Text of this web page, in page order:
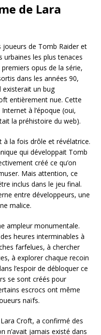
de Lara
joueurs de Tomb Raider et
urbaines les plus tenaces
opus de la série,
dans les années 90,
existerait un bug
entièrement nue. Cette
à l’époque (oui,
la préhistoire du web).
la fois drôle et révélatrice.
qui développait Tomb
créé ce qu’on
Mais attention, ce
inclus dans le jeu final.
entre développeurs, une
malice.
ampleur monumentale.
heures interminables à
farfelues, à chercher
à explorer chaque recoin
l’espoir de débloquer ce
se sont créés pour
escrocs ont même
naïfs.
Croft, a confirmé des
n’avait jamais existé dans